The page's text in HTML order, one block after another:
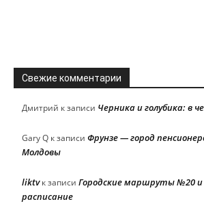
Свежие комментарии
Дмитрий к записи Черника и голубика: в
Gary Q к записи Фрунзе — город
Молдовы
liktvк записи Городские маршруты №20
расписание